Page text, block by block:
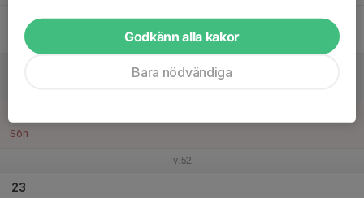
Fre
Sön
v.52
23
Godkänn alla kakor
Bara nödvändiga